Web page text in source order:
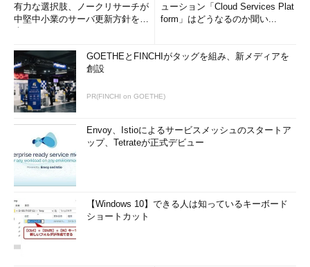
有力な選択肢、ノークリサーチが
中堅中小業のサーバ更新方針を調
ューション「Cloud Services Plat
form」はどうなるのか聞い...
GOETHEとFINCHIがタッグを組み、新メディアを
創設
PR(FINCHI on GOETHE)
Envoy、Istioによるサービスメッシュのスタートア
ップ、Tetrateが正式デビュー
【Windows 10】できる人は知っているキーボード
ショートカット